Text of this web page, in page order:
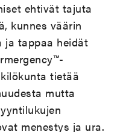
ehtivät tajuta
kunnes väärin
ja tappaa heidät
tietää
mutta
menestys ja ura.